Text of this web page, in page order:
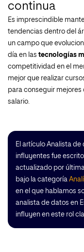
continua
Es imprescindible
tendencias dentro del
un campo que
día en las tecnologías
competitividad en el
mejor que realizar
para conseguir
salario.
El artículo Analista
influyentes fue
actualizado por
bajo la categoría
en el que hablamos
analista de datos en
influyen en este rol